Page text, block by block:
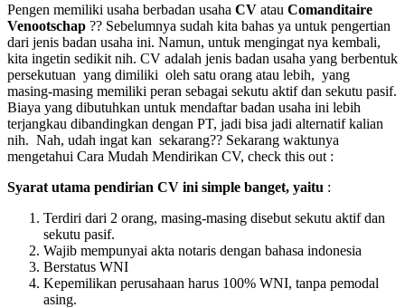
Pengen memiliki usaha berbadan usaha CV atau Comanditaire
Venootschap ?? Sebelumnya sudah kita bahas ya untuk pengertian
dari jenis badan usaha ini. Namun, untuk mengingat nya kembali,
kita ingetin sedikit nih. CV adalah jenis badan usaha yang berbentuk
persekutuan yang dimiliki oleh satu orang atau lebih, yang
masing-masing memiliki peran sebagai sekutu aktif dan sekutu pasif.
Biaya yang dibutuhkan untuk mendaftar badan usaha ini lebih
terjangkau dibandingkan dengan PT, jadi bisa jadi alternatif kalian
nih. Nah, udah ingat kan sekarang?? Sekarang waktunya
mengetahui Cara Mudah Mendirikan CV, check this out :
Syarat utama pendirian CV ini simple banget, yaitu :
Terdiri dari 2 orang, masing-masing disebut sekutu aktif dan
sekutu pasif.
Wajib mempunyai akta notaris dengan bahasa indonesia
Berstatus WNI
Kepemilikan perusahaan harus 100% WNI, tanpa pemodal
asing.